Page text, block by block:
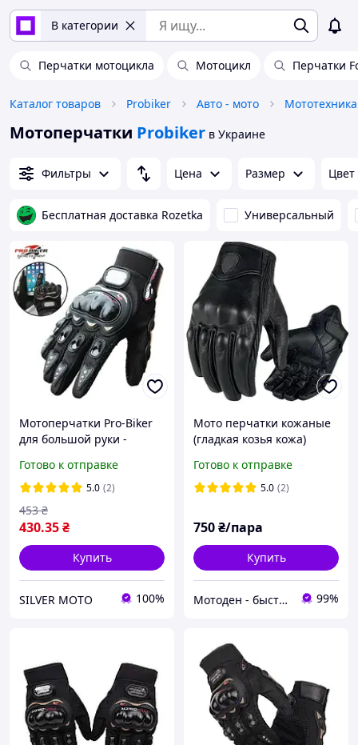
В категории
Перчатки мотоцикла Мотоцикл Перчатки
Каталог товаров Probiker Авто - мото Мототехника
Мотоперчатки Probiker в Украине
Фильтры Цена Размер Цвет
Бесплатная доставка Rozetka Универсальный
Мотоперчатки Pro-Biker
для большой руки -
Готово к отправке
5.0 (2)
430.35₴
453 ₴
Купить
SILVER MOTO 100%
Мото перчатки кожаные
(гладкая козья кожа)
Готово к отправке
5.0 (2)
750₴/пара
Купить
Мотоден - быстро и надёжно 99%